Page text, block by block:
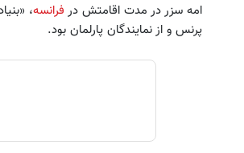
امه سزر در مدت اقامتش در فرانسه،
پرنس و از نمایندگان پارلمان بود.